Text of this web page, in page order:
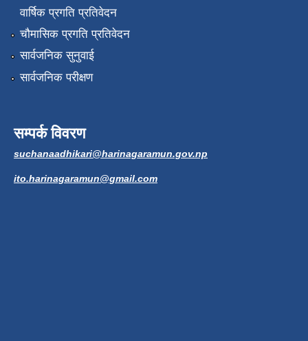
वार्षिक प्रगति प्रतिवेदन
चौमासिक प्रगति प्रतिवेदन
सार्वजनिक सुनुवाई
सार्वजनिक परीक्षण
सम्पर्क विवरण
suchanaadhikari@harinagaramun.gov.np
ito.harinagaramun@gmail.com